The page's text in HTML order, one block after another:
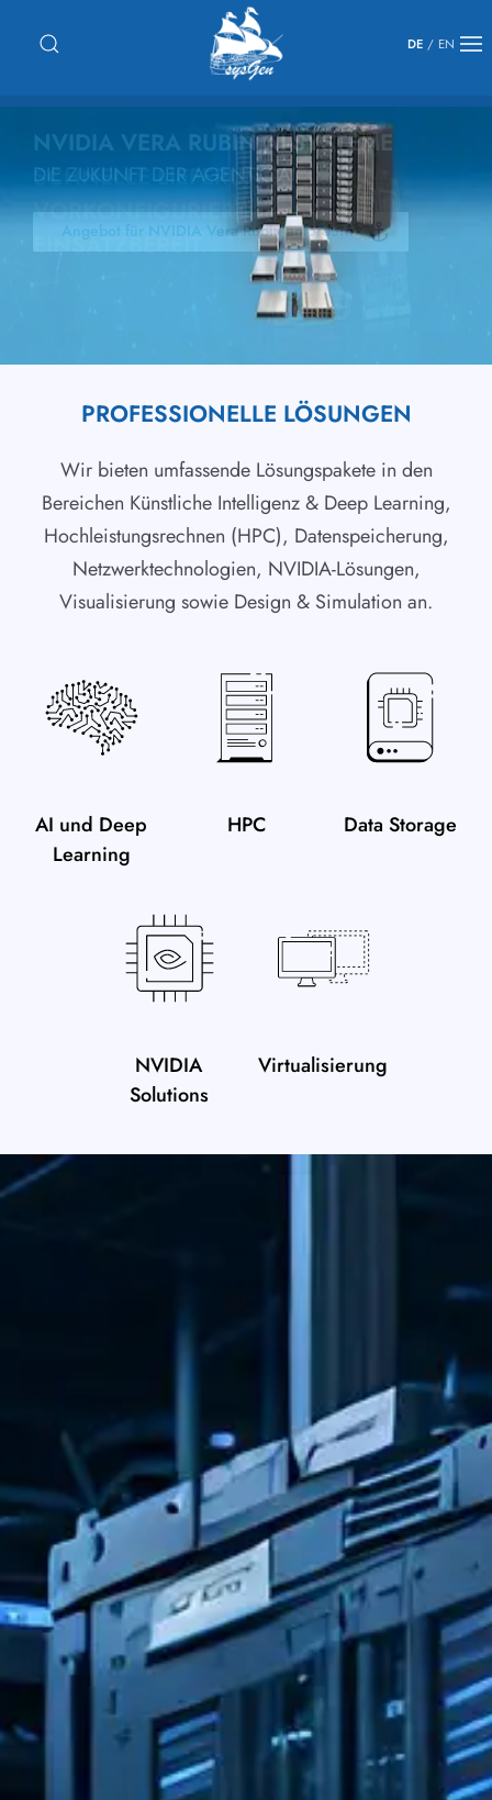
DE / EN
SCHNELLE LIEFERUNG.
VORKONFIGURIERT.
EINSATZBEREIT.
SUPERMICRO GOLD SERIES SYSTEME
Jetzt Gold Series System erkunden!
PROFESSIONELLE LÖSUNGEN
Wir bieten umfassende Lösungspakete in den
Bereichen Künstliche Intelligenz & Deep Learning,
Hochleistungsrechnen (HPC), Datenspeicherung,
Netzwerktechnologien, NVIDIA-Lösungen,
Visualisierung sowie Design & Simulation an.
AI und Deep
Learning
HPC Data Storage
NVIDIA
Solutions
Virtualisierung